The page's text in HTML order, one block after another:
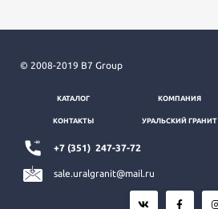
© 2008-2019 B7 Group
КАТАЛОГ КОМПАНИЯ
КОНТАКТЫ УРАЛЬСКИЙ ГРАНИТ
+7 (351) 247-37-72
sale.uralgranit@mail.ru